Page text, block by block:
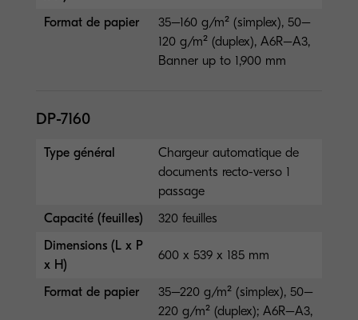
Format de papier
35–160 g/m² (simplex), 50–
120 g/m² (duplex), A6R–A3,
Banner up to 1,900 mm
DP-7160
Type général
Chargeur automatique de
documents recto-verso 1
passage
Capacité (feuilles)
320 feuilles
Dimensions (L x P
x H)
600 x 539 x 185 mm
Format de papier
35–220 g/m² (simplex), 50–
220 g/m² (duplex); A6R–A3,